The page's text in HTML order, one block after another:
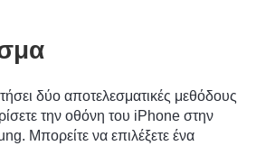
δύο αποτελεσματικές μεθόδους
την οθόνη του iPhone στην
Μπορείτε να επιλέξετε ένα